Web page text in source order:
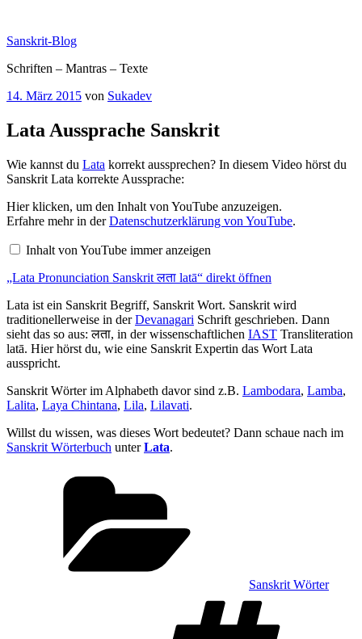
springen
Sanskrit-Blog
Schriften – Mantras – Texte
Veröffentlicht
14. März 2015 von Sukadev
Lata Aussprache Sanskrit
Wie kannst du Lata korrekt aussprechen? In diesem Video hörst du
Sanskrit Lata korrekte Aussprache:
„Lata
Pronunciation
Sanskrit
latā“
YouTube
Hier klicken, um den Inhalt von YouTube anzuzeigen.
Erfahre mehr in derDatenschutzerklärung von YouTube.
Inhalt von YouTube immer anzeigen
„Lata Pronunciation Sanskrit लता latā“ direkt öffnen
Lata ist ein Sanskrit Begriff, Sanskrit Wort. Sanskrit wird
traditionellerweise in derDevanagari Schrift geschrieben. Dann
sieht das so aus: लता, in der wissenschaftlichen IAST Transliteration
latā. Hier hörst du, wie eine Sanskrit Expertin das Wort Lata
ausspricht.
Sanskrit Wörter im Alphabeth davor sind z.B. Lambodara, Lamba,
Lalita, Laya Chintana, Lila, Lilavati.
Willst du wissen, was dieses Wort bedeutet? Dann schaue nach im
Sanskrit Wörterbuch unterLata.
Sanskrit Wörter